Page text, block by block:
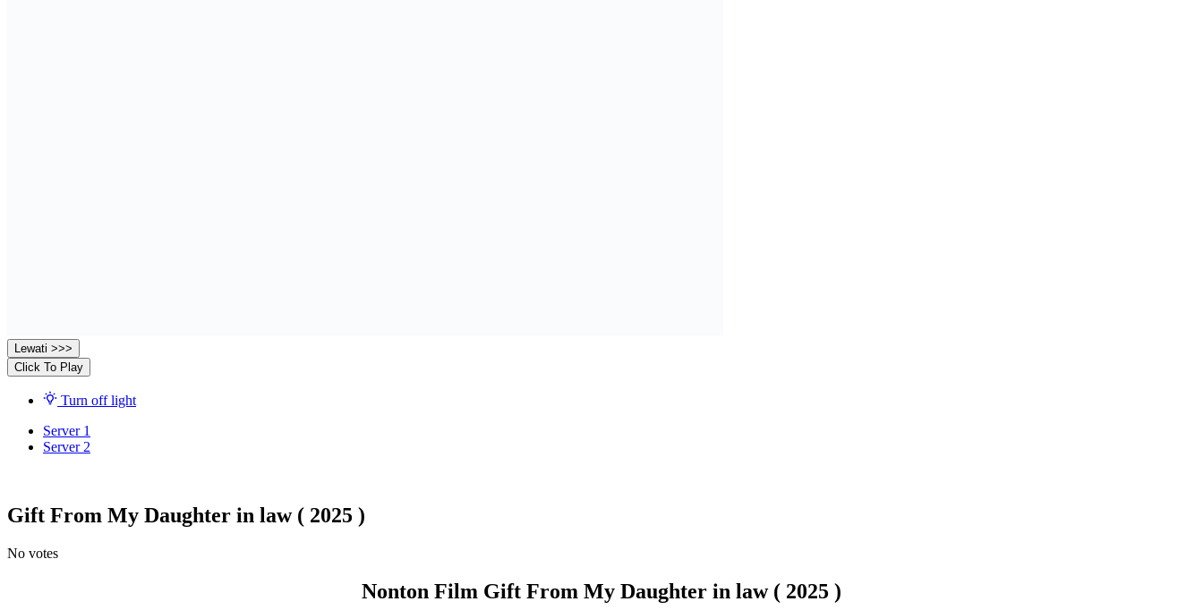
Lewati >>>
Click To Play
Turn off light
Server 1
Server 2
Gift From My Daughter in law ( 2025 )
No votes
Nonton Film Gift From My Daughter in law ( 2025 )